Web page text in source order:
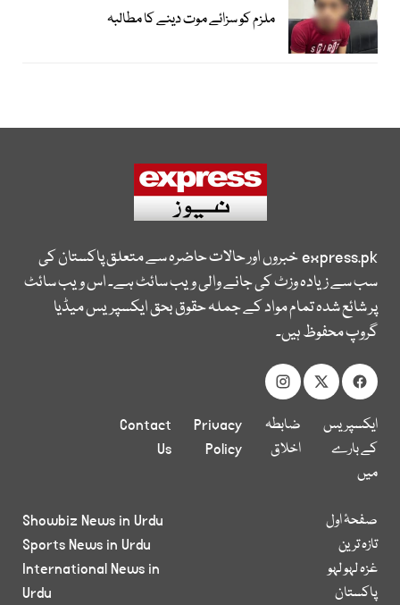
ملزم کو سزائے موت دینے کا مطالبہ
express.pkخبروں اور حالات حاضرہ سے متعلق پاکستان کی
سب سے زیادہ وزٹ کی جانے والی ویب سائٹ ہے۔ اس ویب سائٹ
پر شائع شدہ تمام مواد کے جملہ حقوق بحق ایکسپریس میڈیا
گروپ محفوظ ہیں۔
ایکسپریس
کے بارے
میں
ضابطہ
اخلاق
Privacy
Policy
Contact
Us
صفحۂ اول
تازہ ترین
غزہ لہو لہو
پاکستان
Showbiz News in Urdu
Sports News in Urdu
International News in
Urdu